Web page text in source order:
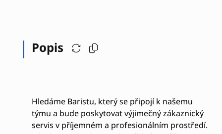
Popis
Hledáme Baristu, který se připojí k našemu
týmu a bude poskytovat výjimečný zákaznický
servis v příjemném a profesionálním prostředí.